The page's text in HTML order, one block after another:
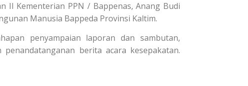
II Kementerian PPN / Bappenas, Anang Budi
Manusia Bappeda Provinsi Kaltim.
penyampaian laporan dan sambutan,
berita acara kesepakatan.